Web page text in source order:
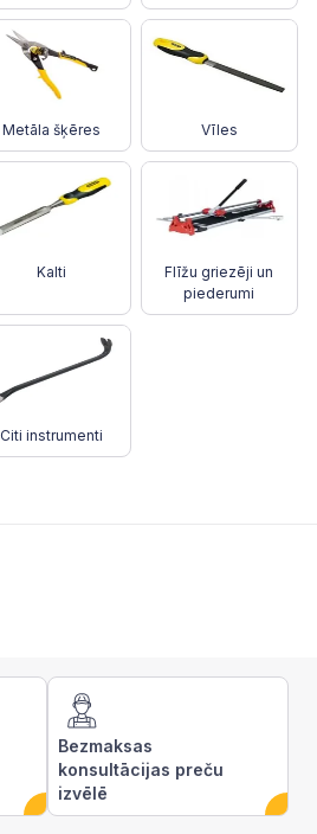
Metāla šķēres Vīles
Kalti
Flīžu griezēji un
piederumi
Citi instrumenti
Bezmaksas
konsultācijas preču
izvēlē